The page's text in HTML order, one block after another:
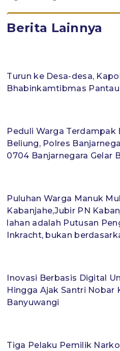
Berita Lainnya
Turun ke Desa-desa,
Bhabinkamtibmas
Peduli Warga Terdampak
Beliung, Polres
0704 Banjarnegara Gelar
Puluhan Warga Manuk
Kabanjahe,Jubir PN
lahan adalah Putusan
Inkracht, bukan
Inovasi Berbasis Digital
Hingga Ajak Santri Nobar
Banyuwangi
Tiga Pelaku Pemilik